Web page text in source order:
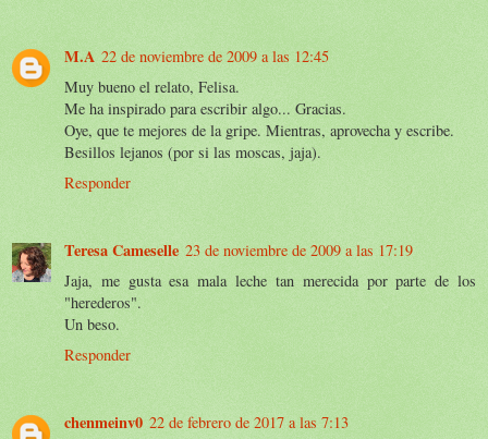
M.A 22 de noviembre de 2009 a las 12:45
Muy bueno el relato, Felisa.
Me ha inspirado para escribir algo... Gracias.
Oye, que te mejores de la gripe. Mientras, aprovecha y escribe.
Besillos lejanos (por si las moscas, jaja).
Responder
Teresa Cameselle 23 de noviembre de 2009 a las 17:19
Jaja, me gusta esa mala leche tan merecida por parte de los
"herederos".
Un beso.
Responder
chenmeinv0 22 de febrero de 2017 a las 7:13